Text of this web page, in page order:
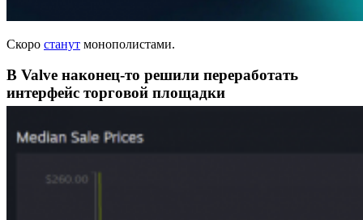
Скоро станут монополистами.
В Valve наконец-то решили переработать
интерфейс торговой площадки